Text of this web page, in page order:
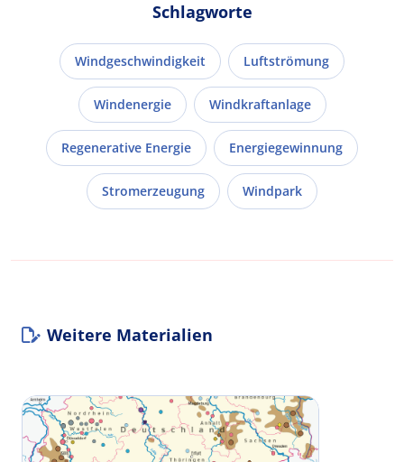
Schlagworte
Windgeschwindigkeit Luftströmung
Windenergie Windkraftanlage
Regenerative Energie Energiegewinnung
Stromerzeugung Windpark
Weitere Materialien